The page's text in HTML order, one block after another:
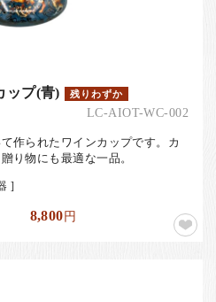
プ(青) 残りわずか
LC-AIOT-WC-002
作られたワインカップです。カ
り物にも最適な一品。
]
8,800円